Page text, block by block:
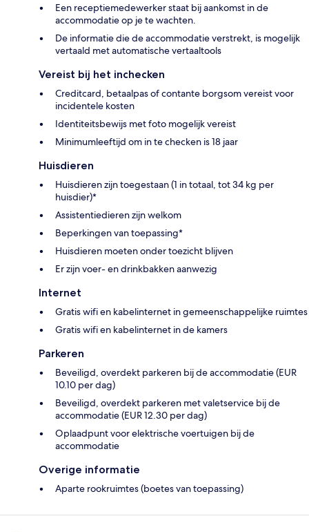
Een receptiemedewerker staat bij aankomst in de
accommodatie op je te wachten.
De informatie die de accommodatie verstrekt, is mogelijk
vertaald met automatische vertaaltools
Vereist bij het inchecken
Creditcard, betaalpas of contante borgsom vereist voor
incidentele kosten
Identiteitsbewijs met foto mogelijk vereist
Minimumleeftijd om in te checken is 18 jaar
Huisdieren
Huisdieren zijn toegestaan (1 in totaal, tot 34 kg per
huisdier)*
Assistentiedieren zijn welkom
Beperkingen van toepassing*
Huisdieren moeten onder toezicht blijven
Er zijn voer- en drinkbakken aanwezig
Internet
Gratis wifi en kabelinternet in gemeenschappelijke ruimtes
Gratis wifi en kabelinternet in de kamers
Parkeren
Beveiligd, overdekt parkeren bij de accommodatie (EUR
10.10 per dag)
Beveiligd, overdekt parkeren met valetservice bij de
accommodatie (EUR 12.30 per dag)
Oplaadpunt voor elektrische voertuigen bij de
accommodatie
Overige informatie
Aparte rookruimtes (boetes van toepassing)